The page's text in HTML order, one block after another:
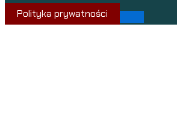
Polityka prywatności